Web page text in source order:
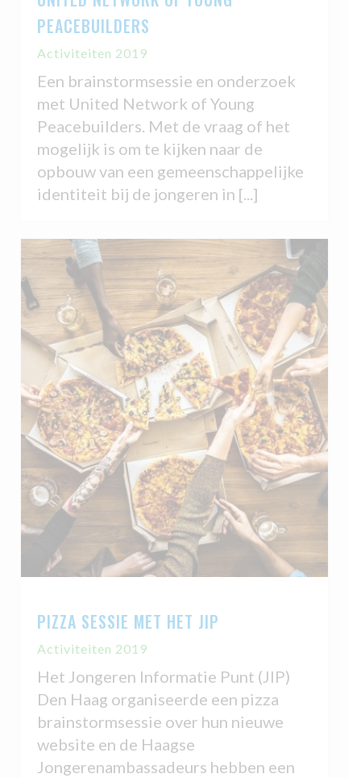
PEACEBUILDERS
Activiteiten 2019
Een brainstormsessie en onderzoek
met United Network of Young
Peacebuilders. Met de vraag of het
mogelijk is om te kijken naar de
opbouw van een gemeenschappelijke
identiteit bij de jongeren in [...]
PIZZA SESSIE MET HET JIP
Activiteiten 2019
Het Jongeren Informatie Punt (JIP)
Den Haag organiseerde een pizza
brainstormsessie over hun nieuwe
website en de Haagse
Jongerenambassadeurs hebben een